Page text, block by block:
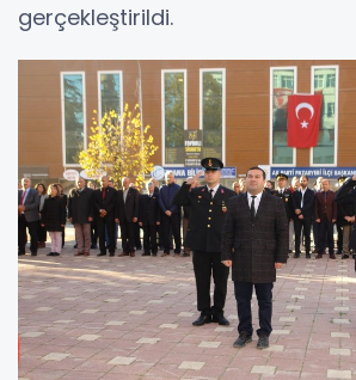
gerçekleştirildi.